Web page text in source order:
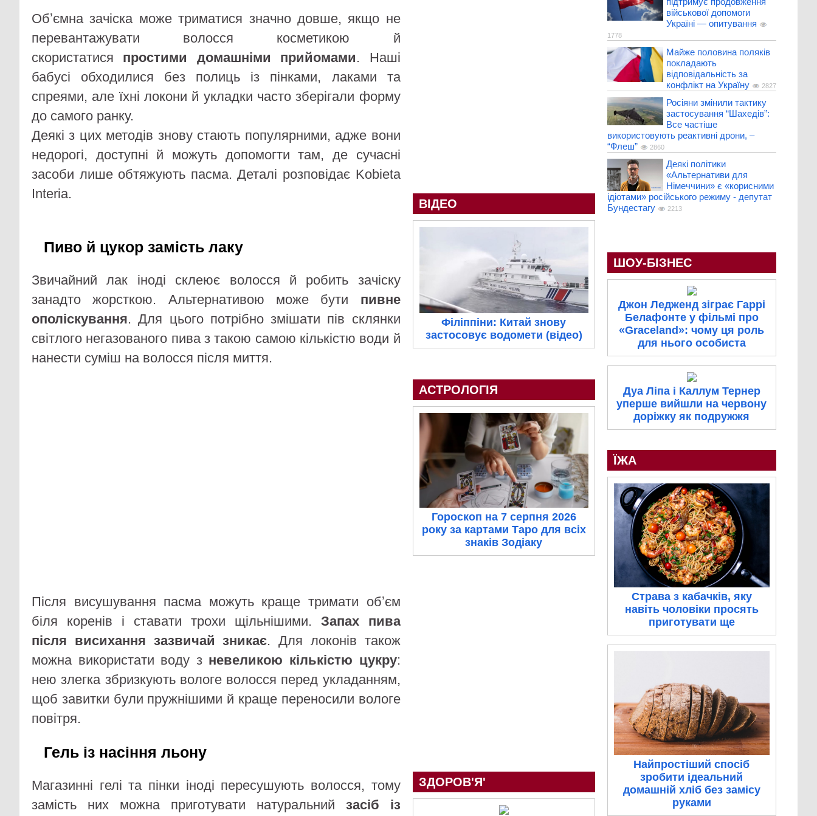
Обʼємна зачіска може триматися значно довше, якщо не
перевантажувати волосся косметикою й
скористатися простими домашніми прийомами. Наші
бабусі обходилися без полиць із пінками, лаками та
спреями, але їхні локони й укладки часто зберігали форму
до самого ранку.
Деякі з цих методів знову стають популярними, адже вони
недорогі, доступні й можуть допомогти там, де сучасні
засоби лише обтяжують пасма. Деталі розповідає Kobieta
Interia.
Пиво й цукор замість лаку
Звичайний лак іноді склеює волосся й робить зачіску
занадто жорсткою. Альтернативою може бути пивне
ополіскування. Для цього потрібно змішати пів склянки
світлого негазованого пива з такою самою кількістю води й
нанести суміш на волосся після миття.
Після висушування пасма можуть краще тримати обʼєм
біля коренів і ставати трохи щільнішими. Запах пива
після висихання зазвичай зникає. Для локонів також
можна використати воду з невеликою кількістю цукру:
нею злегка збризкують вологе волосся перед укладанням,
щоб завитки були пружнішими й краще переносили вологе
повітря.
Гель із насіння льону
Магазинні гелі та пінки іноді пересушують волосся, тому
замість них можна приготувати натуральний засіб із
ВІДЕО
Філіппіни: Китай знову
застосовує водомети (відео)
АСТРОЛОГІЯ
Гороскоп на 7 серпня 2026
року за картами Таро для всіх
знаків Зодіаку
ЗДОРОВ'Я'
військової допомоги
Україні — опитування
1778
Майже половина поляків
покладають
відповідальність за
конфлікт на Україну
2827
Росіяни змінили тактику
застосування “Шахедів”:
Все частіше
використовують реактивні дрони, –
“Флеш”
2860
Деякі політики
«Альтернативи для
Німеччини» є «корисними
ідіотами» російського режиму - депутат
Бундестагу
2213
ШОУ-БІЗНЕС
Джон Ледженд зіграє Гаррі
Белафонте у фільмі про
«Graceland»: чому ця роль
для нього особиста
Дуа Ліпа і Каллум Тернер
уперше вийшли на червону
доріжку як подружжя
ЇЖА
Страва з кабачків, яку
навіть чоловіки просять
приготувати ще
Найпростіший спосіб
зробити ідеальний
домашній хліб без замісу
руками